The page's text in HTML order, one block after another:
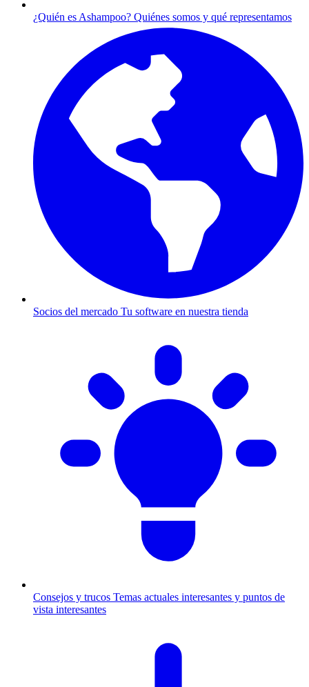
¿Quién es Ashampoo? Quiénes somos y qué representamos
Socios del mercado Tu software en nuestra tienda
Consejos y trucos Temas actuales interesantes y puntos de
vista interesantes